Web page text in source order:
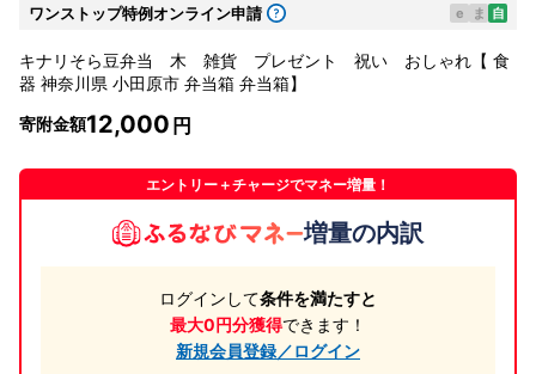
ワンストップ特例オンライン申請 e ま 自
キナリそら豆弁当 木 雑貨 プレゼント 祝い おしゃれ【 食
器 神奈川県 小田原市 弁当箱 弁当箱】
寄附金額12,000
エントリー＋チャージでマネー増量！
増量の内訳
ログインして条件を満たすと
最大0円分獲得できます！
新規会員登録／ログイン